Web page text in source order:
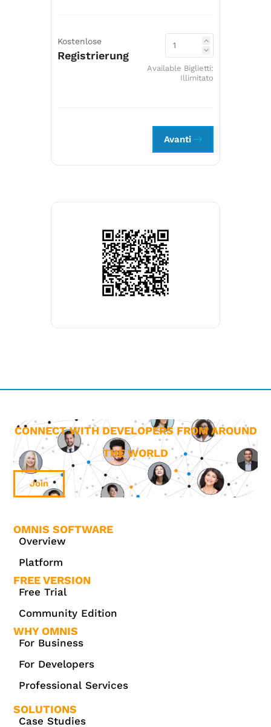
Kostenlose
Registrierung
Available Biglietti:
Illimitato
Avanti
CONNECT WITH DEVELOPERS FROM AROUND
THE WORLD
Join
OMNIS SOFTWARE
Overview
Platform
FREE VERSION
Free Trial
Community Edition
WHY OMNIS
For Business
For Developers
Professional Services
SOLUTIONS
Case Studies